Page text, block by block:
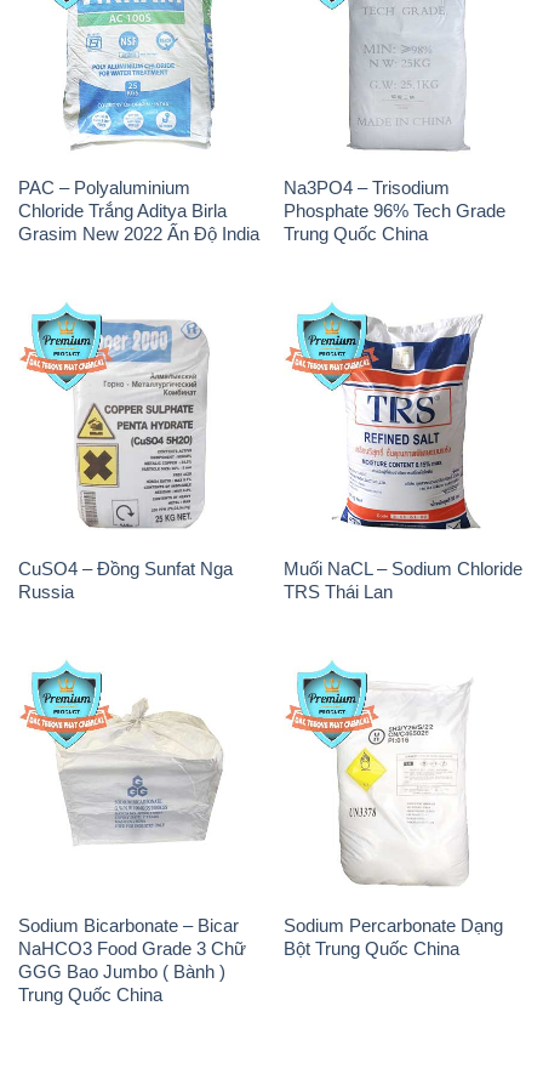
PAC – Polyaluminium
Chloride Trắng Aditya Birla
Grasim New 2022 Ấn Độ India
Phosphate 96% Tech Grade
Trung Quốc China
CuSO4 – Đồng Sunfat Nga
Muối NaCL – Sodium Chloride
TRS Thái Lan
Sodium Bicarbonate – Bicar
NaHCO3 Food Grade 3 Chữ
GGG Bao Jumbo ( Bành )
Trung Quốc China
Sodium Percarbonate Dạng
Bột Trung Quốc China